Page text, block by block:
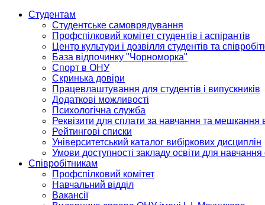
Студентам
Студентське самоврядування
Профспілковий комітет студентів і аспірантів
Центр культури і дозвілля студентів та
База відпочинку "Чорноморка"
Спорт в ОНУ
Скринька довіри
Працевлаштування для студентів і випускників
Додаткові можливості
Психологічна служба
Реквізити для сплати за навчання та мешкання
Рейтингові списки
Університетський каталог вибіркових дисциплін
Умови доступності закладу освіти для
Співробітникам
Профспілковий комітет
Навчальний відділ
Вакансії